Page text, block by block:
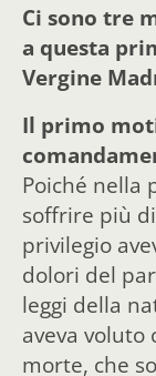
Ci sono tre
a questa
Vergine
Il primo
Poiché nella
soffrire più
privilegio
dolori del
leggi della
aveva voluto
morte, che